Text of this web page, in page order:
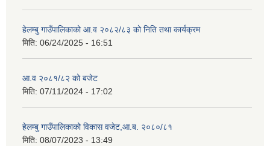
हेलम्बु गाउँपालिकाको आ.व २०८२/८३ को निति तथा कार्यक्रम
मिति: 06/24/2025 - 16:51
आ.व २०८१/८२ को बजेट
मिति: 07/11/2024 - 17:02
हेलम्बु गाउँपालिकाको विकास वजेट,आ.ब. २०८०/८१
मिति: 08/07/2023 - 13:49